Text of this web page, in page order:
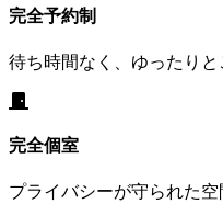
完全予約制
待ち時間なく、ゆったり
完全個室
プライバシーが守られた